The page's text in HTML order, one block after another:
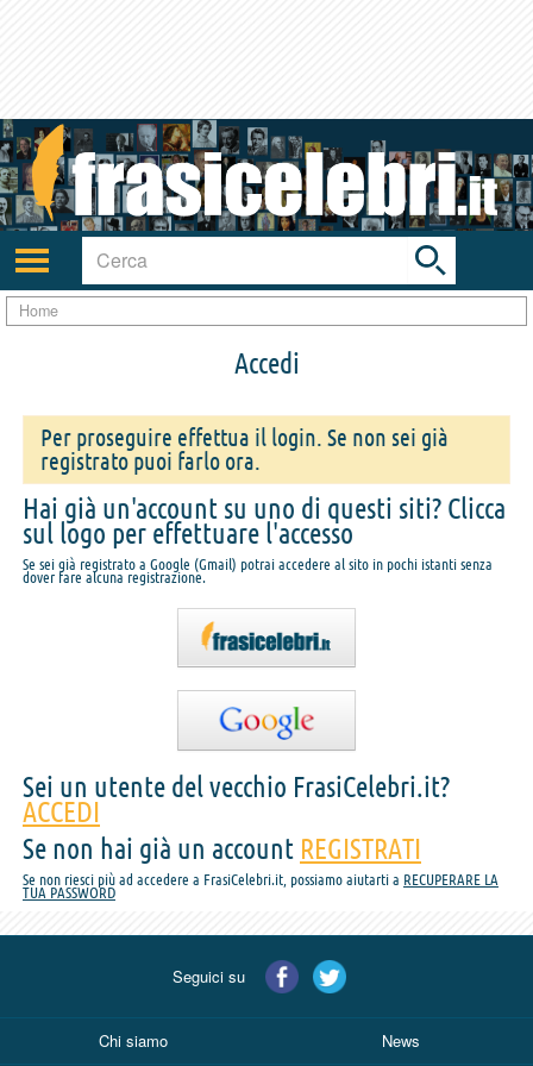
Attiva/disattiva
navigazione
Toggle
search
bar
Home
Accedi
Per proseguire effettua il login. Se non sei già
registrato puoi farlo ora.
Hai già un'account su uno di questi siti? Clicca
sul logo per effettuare l'accesso
Se sei già registrato a Google (Gmail) potrai accedere al sito in pochi istanti senza
dover fare alcuna registrazione.
Sei un utente del vecchio FrasiCelebri.it?
ACCEDI
Se non hai già un account REGISTRATI
Se non riesci più ad accedere a FrasiCelebri.it, possiamo aiutarti a RECUPERARE LA
TUA PASSWORD
Seguici su
Chi siamo News